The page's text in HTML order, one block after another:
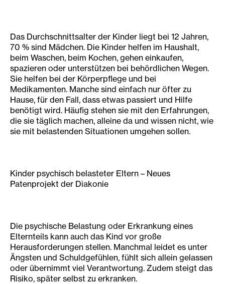
Das Durchschnittsalter der Kinder liegt bei 12 Jahren,
70 % sind Mädchen. Die Kinder helfen im Haushalt,
beim Waschen, beim Kochen, gehen einkaufen,
spazieren oder unterstützen bei behördlichen Wegen.
Sie helfen bei der Körperpflege und bei
Medikamenten. Manche sind einfach nur öfter zu
Hause, für den Fall, dass etwas passiert und Hilfe
benötigt wird. Häufig stehen sie mit den Erfahrungen,
die sie täglich machen, alleine da und wissen nicht, wie
sie mit belastenden Situationen umgehen sollen.
Kinder psychisch belasteter Eltern – Neues
Patenprojekt der Diakonie
Die psychische Belastung oder Erkrankung eines
Elternteils kann auch das Kind vor große
Herausforderungen stellen. Manchmal leidet es unter
Ängsten und Schuldgefühlen, fühlt sich allein gelassen
oder übernimmt viel Verantwortung. Zudem steigt das
Risiko, später selbst zu erkranken.